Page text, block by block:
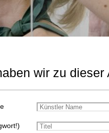
wir zu